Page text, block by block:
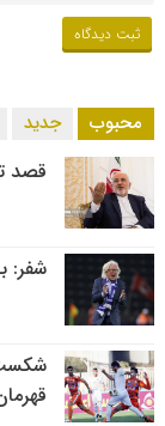
محبوب جدید
قصد
شفر:
شکست